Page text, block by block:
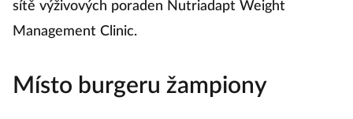
sítě výživových poraden Nutriadapt Weight
Management Clinic.
Místo burgeru žampiony